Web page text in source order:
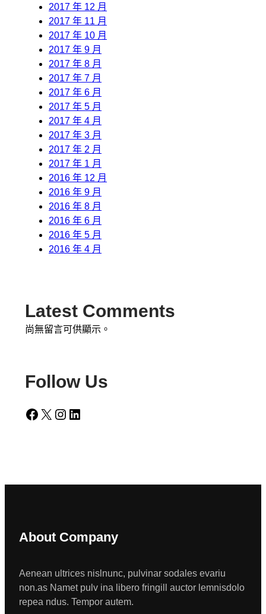
2017 年 12 月
2017 年 11 月
2017 年 10 月
2017 年 9 月
2017 年 8 月
2017 年 7 月
2017 年 6 月
2017 年 5 月
2017 年 4 月
2017 年 3 月
2017 年 2 月
2017 年 1 月
2016 年 12 月
2016 年 9 月
2016 年 8 月
2016 年 6 月
2016 年 5 月
2016 年 4 月
Latest Comments
尚無留言可供顯示。
Follow Us
Facebook X Instagram LinkedIn
About Company
Aenean ultrices nislnunc, pulvinar sodales evariu
non.as Namet pulv ina libero fringill auctor lemnisdolo
repea ndus. Tempor autem.